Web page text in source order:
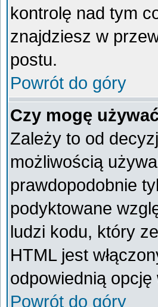
kontrolę nad tym
znajdziesz w
postu.
Powrót do góry
Czy mogę
Zależy to od
możliwością
prawdopodobnie
podyktowane
ludzi kodu, który
HTML jest
odpowiednią opcję
Powrót do góry